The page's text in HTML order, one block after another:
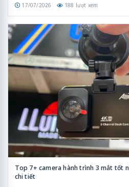
17/07/2026 188 lượt xem
Top 7+ camera hành trình 3 mắt tốt
chi tiết